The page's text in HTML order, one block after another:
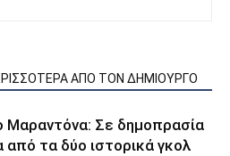
ΑΠΟ ΤΟΝ ΔΗΜΙΟΥΡΓΟ
Μαραντόνα: Σε δημοπρασία
από τα δύο ιστορικά γκολ